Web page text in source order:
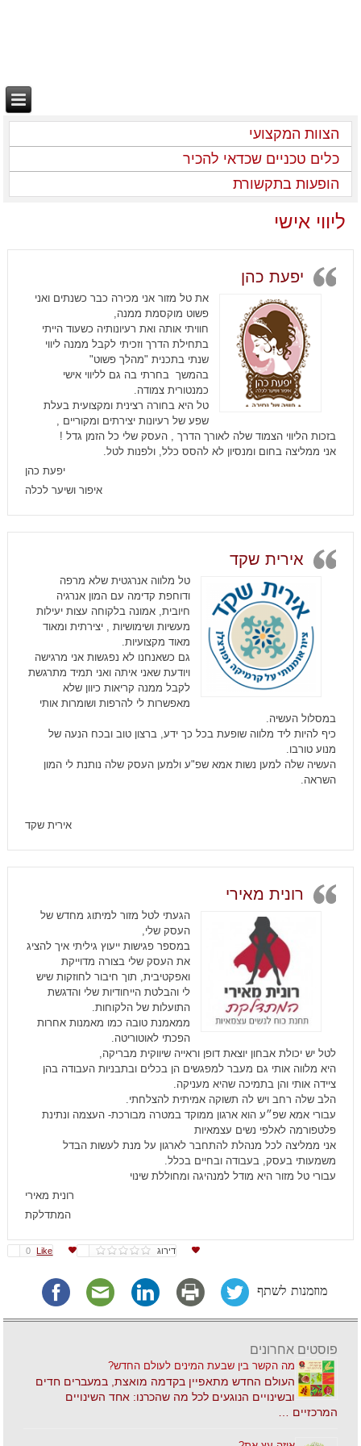
הצוות המקצועי
כלים טכניים שכדאי להכיר
הופעות בתקשורת
ליווי אישי
יפעת כהן
את טל מזור אני מכירה כבר כשנתים ואני
פשוט מוקסמת ממנה,
חוויתי אותה ואת רעיונותיה כשעוד הייתי
בתחילת הדרך וזכיתי לקבל ממנה ליווי
שנתי בתכנית "מהלך פשוט"
בהמשך בחרתי בה גם לליווי אישי
כמנטורית צמודה.
טל היא בחורה רצינית ומקצועית בעלת
שפע של רעיונות יצירתים ומקוריים ,
בזכות הליווי הצמוד שלה לאורך הדרך , העסק שלי כל הזמן גדל !
אני ממליצה בחום ומנסיון לא להסס כלל, ולפנות לטל.
יפעת כהן
איפור ושיער לכלה
אירית שקד
טל מלווה אנרגטית שלא מרפה
ודוחפת קדימה עם המון אנרגיה
חיובית, אמונה בלקוחה עצות יעילות
מעשיות ושימושיות , יצירתית ומאוד
מאוד מקצועיות.
גם כשאנחנו לא נפגשות אני מרגישה
ויודעת שאני איתה ואני תמיד מתרגשת
לקבל ממנה קריאות כיוון שלא
מאפשרות לי להרפות ושומרות אותי
במסלול העשיה.
כיף להיות ליד מלווה שופעת בכל כך ידע, ברצון טוב ובכח הנעה של
מנוע טורבו.
העשיה שלה למען נשות אמא שפ"ע ולמען העסק שלה נותנת לי המון
השראה.
אירית שקד
רונית מאירי
הגעתי לטל מזור למיתוג מחדש של
העסק שלי,
במספר פגישות ייעוץ גיליתי איך להציג
את העסק שלי בצורה מדוייקת
ואפקטיבית, תוך חיבור לחוזקות שיש
לי והבלטת הייחודיות שלי והדגשת
התועלות של הלקוחות.
ממאמנת טובה כמו מאמנות אחרות
הפכתי לאוטוריטה.
לטל יש יכולת אבחון יוצאת דופן וראייה שיווקית מבריקה,
היא מלווה אותי גם מעבר למפגשים הן בכלים ובתבניות העבודה בהן
ציידה אותי והן בתמיכה שהיא מעניקה.
הלב שלה רחב ויש לה תשוקה אמיתית להצלחתי.
עבורי אמא שפ״ע הוא ארגון ממוקד במטרה מבורכת- העצמה ונתינת
פלטפורמה לאלפי נשים עצמאיות
אני ממליצה לכל מנהלת להתחבר לארגון על מנת לעשות הבדל
משמעותי בעסק, בעבודה ובחיים בכלל.
עבורי טל מזור היא מודל למנהיגה ומחוללת שינוי
רונית מאירי
המתדלקת
Like
0 דירוג
מוזמנות לשתף
פוסטים אחרונים
מה הקשר בין שבעת המינים לעולם החדש?
העולם החדש מתאפיין בקדמה מואצת, במעברים חדים
ובשינויים הנוגעים לכל מה שהכרנו: אחד השינויים
המרכזיים …